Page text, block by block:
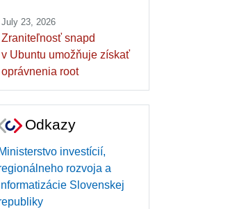
July 23, 2026
Zraniteľnosť snapd
v Ubuntu umožňuje získať
oprávnenia root
Odkazy
Ministerstvo investícií,
rozvoja a
Slovenskej